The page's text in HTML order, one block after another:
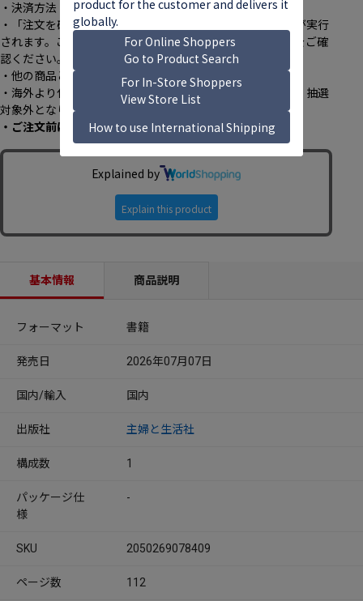
・決済方法：クレジットカード(ご本人名義のもの)のみ
・「注文を確定する」ボタンを押下するとその時点で決済が実行
されます。ご注文前にカード情報、カード限度額、住所等をご確
認ください。
・他の商品との同時購入：不可
・海外より代理購入サービスを通じてご注文いただく場合、抽選
対象外となります。
・ご注文前に、必ず[こちら]のページをご一読ください。
基本情報 商品説明
フォーマット 書籍
発売日 2026年07月07日
国内/輸入 国内
出版社 主婦と生活社
構成数 1
パッケージ仕
様
-
SKU 2050269078409
ページ数 112